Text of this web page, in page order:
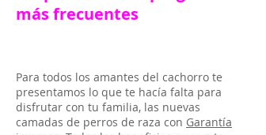
más frecuentes
Para todos los amantes del cachorro te
presentamos lo que te hacía falta para
disfrutar con tu familia, las nuevas
camadas de perros de raza con Garantía